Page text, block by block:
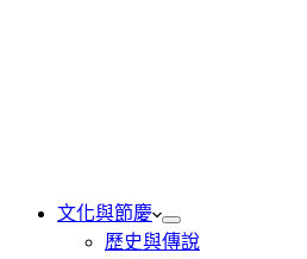
文化與節慶
歷史與傳說